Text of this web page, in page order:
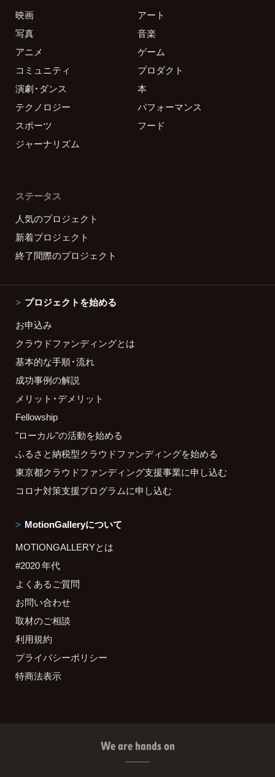
映画
アート
写真
音楽
アニメ
ゲーム
コミュニティ
プロダクト
演劇・ダンス
本
テクノロジー
パフォーマンス
スポーツ
フード
ジャーナリズム
ステータス
人気のプロジェクト
新着プロジェクト
終了間際のプロジェクト
プロジェクトを始める
お申込み
クラウドファンディングとは
基本的な手順・流れ
成功事例の解説
メリット・デメリット
Fellowship
"ローカル"の活動を始める
ふるさと納税型クラウドファンディングを始める
東京都クラウドファンディング支援事業に申し込む
コロナ対策支援プログラムに申し込む
MotionGalleryについて
MOTIONGALLERYとは
#2020 年代
よくあるご質問
お問い合わせ
取材のご相談
利用規約
プライバシーポリシー
特商法表示
We are hands on